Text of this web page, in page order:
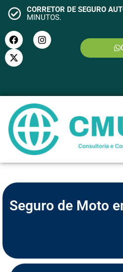
CORRETOR DE SEGURO
MINUTOS.
SEGURO M
Seguro de Moto